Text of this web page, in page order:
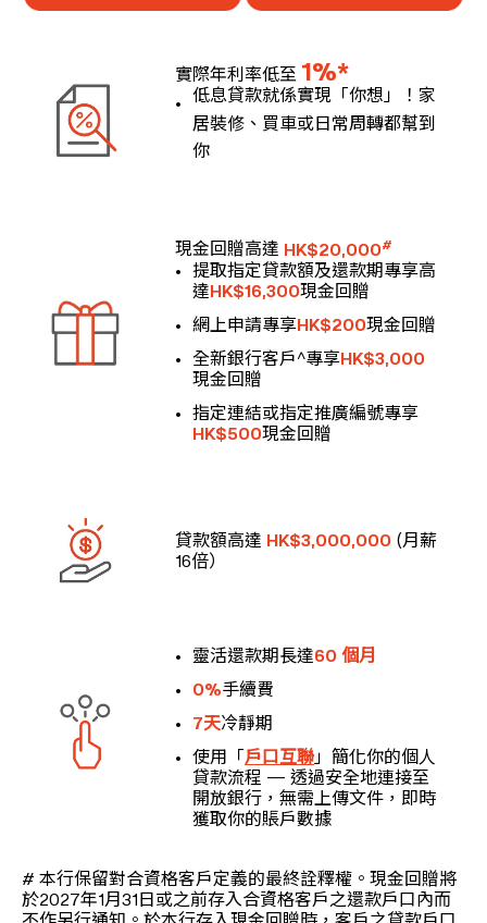
實際年利率低至 1%*
低息貸款就係實現「你想」！家
居裝修、買車或日常周轉都幫到
你
現金回贈高達 HK$20,000#
提取指定貸款額及還款期專享高
達 HK$16,300現金回贈
網上申請專享HK$200現金回贈
全新銀行客戶^專享HK$3,000
現金回贈
指定連結或指定推廣編號專享
HK$500現金回贈
貸款額高達 HK$3,000,000 (月薪
16倍）
靈活還款期長達60 個月
0%手續費
7天冷靜期
使用「 戶口互聯」簡化你的個人
貸款流程 — 透過安全地連接至
開放銀行，無需上傳文件，即時
獲取你的賬戶數據
# 本行保留對合資格客戶定義的最終詮釋權。現金回贈將
於2027年1月31日或之前存入合資格客戶之還款戶口內而